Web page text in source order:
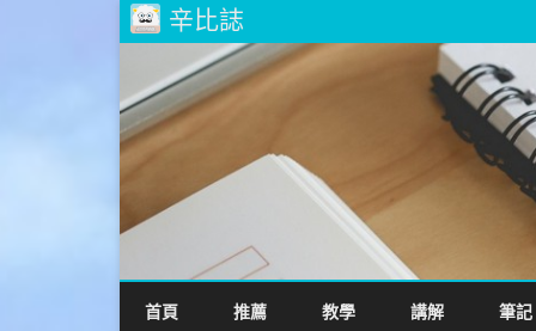
辛比誌
首頁 推薦 教學 講解 筆記